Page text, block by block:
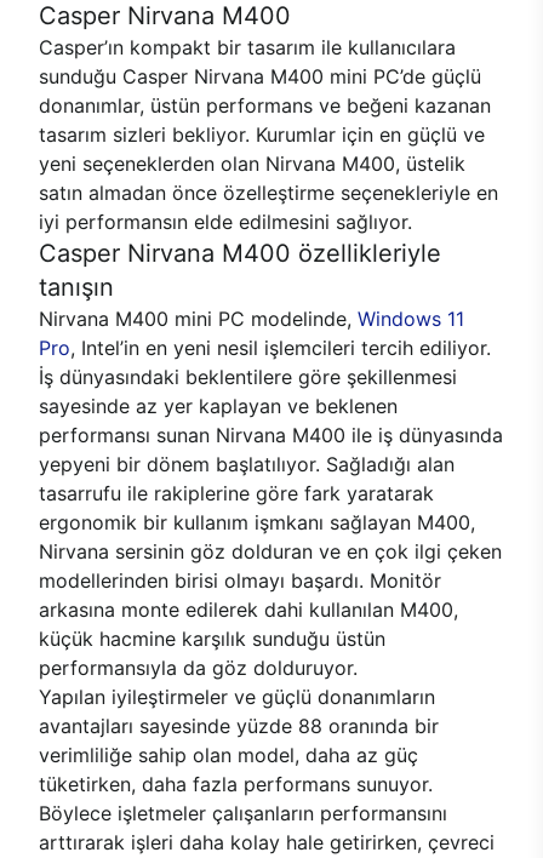
Casper Nirvana M400
Casper’ın kompakt bir tasarım ile kullanıcılara
sunduğu Casper Nirvana M400 mini PC’de güçlü
donanımlar, üstün performans ve beğeni kazanan
tasarım sizleri bekliyor. Kurumlar için en güçlü ve
yeni seçeneklerden olan Nirvana M400, üstelik
satın almadan önce özelleştirme seçenekleriyle en
iyi performansın elde edilmesini sağlıyor.
Casper Nirvana M400 özellikleriyle
tanışın
Nirvana M400 mini PC modelinde, Windows 11
Pro, Intel’in en yeni nesil işlemcileri tercih ediliyor.
İş dünyasındaki beklentilere göre şekillenmesi
sayesinde az yer kaplayan ve beklenen
performansı sunan Nirvana M400 ile iş dünyasında
yepyeni bir dönem başlatılıyor. Sağladığı alan
tasarrufu ile rakiplerine göre fark yaratarak
ergonomik bir kullanım işmkanı sağlayan M400,
Nirvana sersinin göz dolduran ve en çok ilgi çeken
modellerinden birisi olmayı başardı. Monitör
arkasına monte edilerek dahi kullanılan M400,
küçük hacmine karşılık sunduğu üstün
performansıyla da göz dolduruyor.
Yapılan iyileştirmeler ve güçlü donanımların
avantajları sayesinde yüzde 88 oranında bir
verimliliğe sahip olan model, daha az güç
tüketirken, daha fazla performans sunuyor.
Böylece işletmeler çalışanların performansını
arttırarak işleri daha kolay hale getirirken, çevreci